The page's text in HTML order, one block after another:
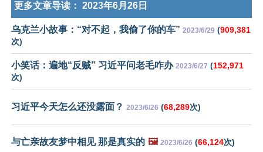
更多文章导读： 2023年6月26日
乌克兰小故事：“对不起，我偷了你的车” 2023/6/29 (909,381
次)
小笑话：遍地“反贼” 习近平问老毛咋办 2023/6/27 (152,971
次)
习近平今天怎么还没露面？ 2023/6/26 (68,289次)
与亡亲故友梦中相见 那是真实的 🖼️ 2023/6/26 (66,124次)